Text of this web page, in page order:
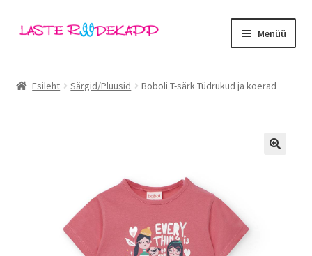
Liigu
Liigu
Menüü
Kaubamärgid
Esileht Särgid/Pluusid Boboli T-särk Tüdrukud ja koerad